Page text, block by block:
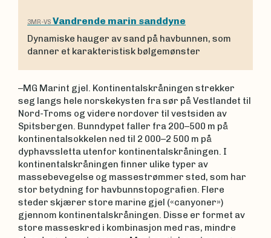
3MR-VS Vandrende marin sanddyne
Dynamiske hauger av sand på havbun­nen, som
danner et karakteristisk bølgemønster
–MG Marint gjel. Kontinentalskråningen strekker
seg langs hele norskekysten fra sør på Vestlandet til
Nord-Troms og videre nordover til vestsiden av
Spitsbergen. Bunndypet faller fra 200–500 m på
kontinentalsokkelen ned til 2 000–2 500 m på
dyphavssletta utenfor kontinentalskråningen. I
kontinentalskråningen finner ulike typer av
massebevegelse og massestrømmer sted, som har
stor betydning for havbunnstopografien. Flere
steder skjærer store marine gjel («canyoner»)
gjennom kontinentalskråningen. Disse er formet av
store masseskred i kombinasjon med ras, mindre